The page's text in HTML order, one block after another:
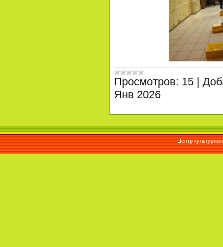
Просмотров: 15 |
Янв 2026
Центр